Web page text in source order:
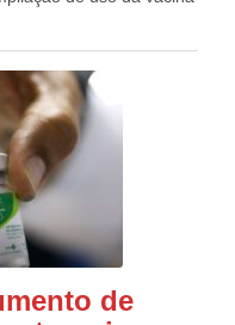
meses a 4 anos de
impasse no Ministério
no plano de
(13), a pasta
de
(Conitec) a avaliação
pediátrica nessa
comissão, a
com comorbidades.
6 meses a 4 anos de
aprovadas. A
de